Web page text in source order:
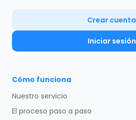
Crear cuenta
Iniciar sesión
Cómo funciona
Nuestro servicio
El proceso paso a paso